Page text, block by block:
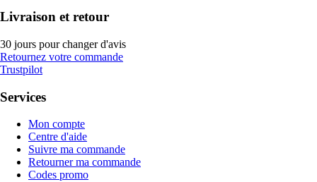
Livraison et retour
30 jours pour changer d'avis
Retournez votre commande
Trustpilot
Services
Mon compte
Centre d'aide
Suivre ma commande
Retourner ma commande
Codes promo